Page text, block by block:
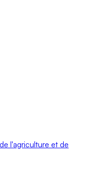
l'agriculture et de